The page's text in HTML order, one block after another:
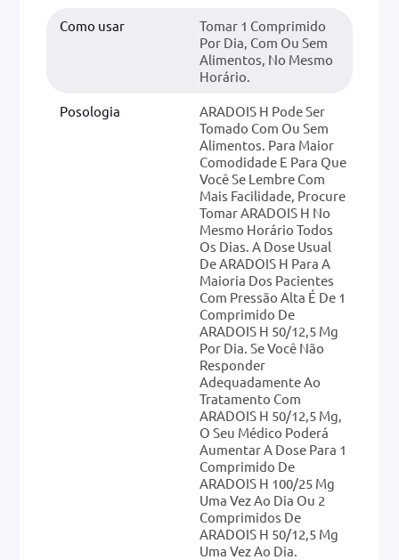
Como usar
Tomar 1 Comprimido
Por Dia, Com Ou Sem
Alimentos, No Mesmo
Horário.
Posologia
ARADOIS H Pode Ser
Tomado Com Ou Sem
Alimentos. Para Maior
Comodidade E Para Que
Você Se Lembre Com
Mais Facilidade, Procure
Tomar ARADOIS H No
Mesmo Horário Todos
Os Dias. A Dose Usual
De ARADOIS H Para A
Maioria Dos Pacientes
Com Pressão Alta É De 1
Comprimido De
ARADOIS H 50/12,5 Mg
Por Dia. Se Você Não
Responder
Adequadamente Ao
Tratamento Com
ARADOIS H 50/12,5 Mg,
O Seu Médico Poderá
Aumentar A Dose Para 1
Comprimido De
ARADOIS H 100/25 Mg
Uma Vez Ao Dia Ou 2
Comprimidos De
ARADOIS H 50/12,5 Mg
Uma Vez Ao Dia.